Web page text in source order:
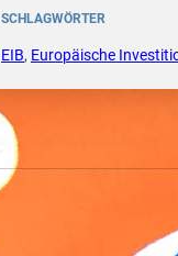
SCHLAGWÖRTER
EIB, Europäische